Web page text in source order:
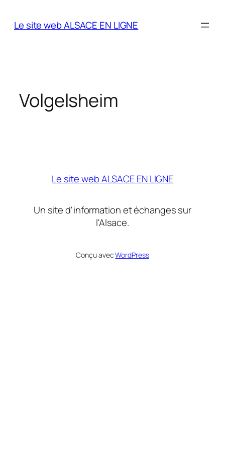
Le site web ALSACE EN LIGNE
Volgelsheim
Le site web ALSACE EN LIGNE
Un site d'information et échanges sur
l'Alsace.
Conçu avecWordPress